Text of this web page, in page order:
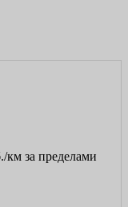
км за пределами